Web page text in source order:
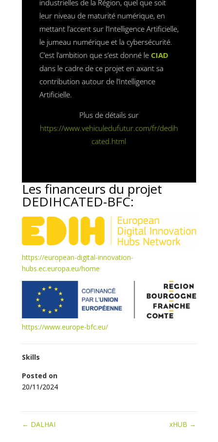
industrielles de la Région, quel que soit
leur niveau de maturité numérique, en
mettant l’accent sur l’Intelligence Artificielle,
le jumeau numérique et la cybersécurité.
C’est l’ambition que s’est donné le CIAD
dans le cadre de ce projet en axant sa
contribution autour de l’Intelligence
Artificielle.
Plus de détails sur
https://www.vehiculedufutur.com/fr/dedih
cated.html
Les financeurs du projet
DEDIHCATED-BFC:
https://european-digital-innovation-
hubs.ec.europa.eu/home
https://www.europe-bfc.eu/
Skills
Posted on
20/11/2024
← DALHAI xHUB →